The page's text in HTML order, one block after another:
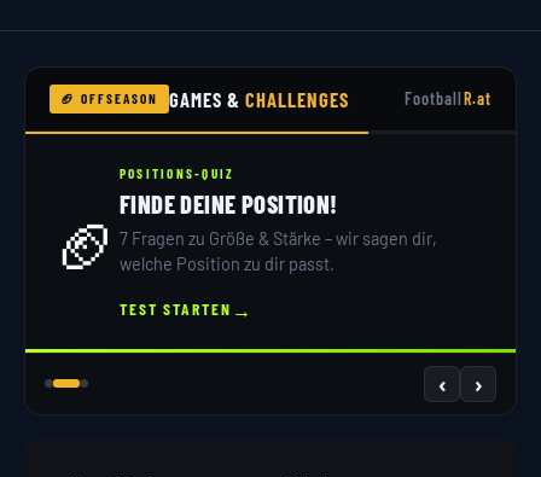
🏈 OFFSEASON GAMES &CHALLENGES FootballR.at
🏈
POSITIONS-QUIZ
FINDE DEINE POSITION!
7 Fragen zu Größe & Stärke – wir sagen dir,
welche Position zu dir passt.
TEST STARTEN →
‹ ›